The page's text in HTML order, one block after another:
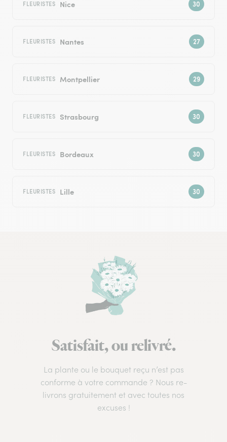
FLEURISTES Nice
FLEURISTES Nantes
FLEURISTES Montpellier
FLEURISTES Strasbourg
FLEURISTES Bordeaux
FLEURISTES Lille
Satisfait, ou relivré.
La plante ou le bouquet reçu n’est pas
conforme à votre commande ? Nous re-
livrons gratuitement et avec toutes nos
excuses !